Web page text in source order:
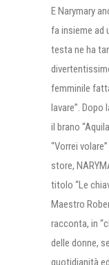
E Narymary
fa insieme ad
testa ne ha
femminile
lavare”. Dopo
il brano
“Vorrei
store,
titolo “Le
Maestro
racconta, in
delle donne,
quotidianità